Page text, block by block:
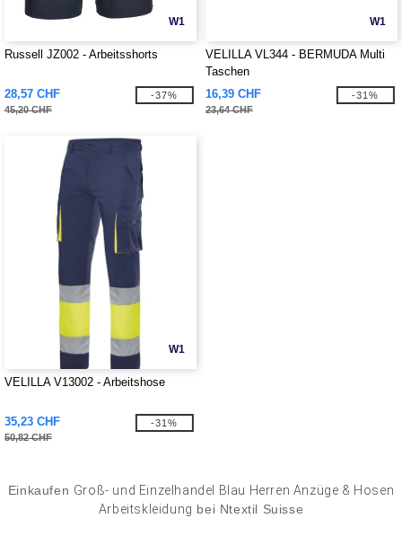
W1
Russell JZ002 - Arbeitsshorts
28,57 CHF
45,20 CHF
-37%
W1
VELILLA VL344 - BERMUDA Multi
Taschen
16,39 CHF
23,64 CHF
-31%
W1
VELILLA V13002 - Arbeitshose
35,23 CHF
50,82 CHF
-31%
Einkaufen Groß- und Einzelhandel Blau Herren Anzüge & Hosen
Arbeitskleidung bei Ntextil Suisse